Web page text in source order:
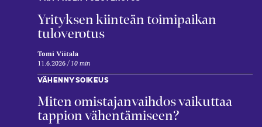
Yrityksen kiinteän toimipaikan
tuloverotus
Tomi Viitala
11.6.2026 10 min
VÄHENNYSOIKEUS
Miten omistajanvaihdos vaikuttaa
tappion vähentämiseen?